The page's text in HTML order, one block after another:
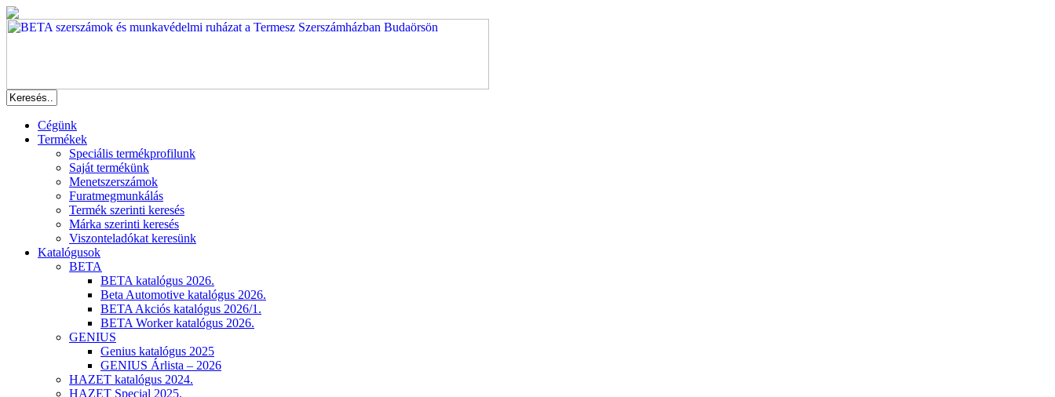
Cégünk
Termékek
Speciális termékprofilunk
Saját termékünk
Menetszerszámok
Furatmegmunkálás
Termék szerinti keresés
Márka szerinti keresés
Viszonteladókat keresünk
Katalógusok
BETA
BETA katalógus 2026.
Beta Automotive katalógus 2026.
BETA Akciós katalógus 2026/1.
BETA Worker katalógus 2026.
GENIUS
Genius katalógus 2025
GENIUS Árlista – 2026
HAZET katalógus 2024.
HAZET Special 2025.